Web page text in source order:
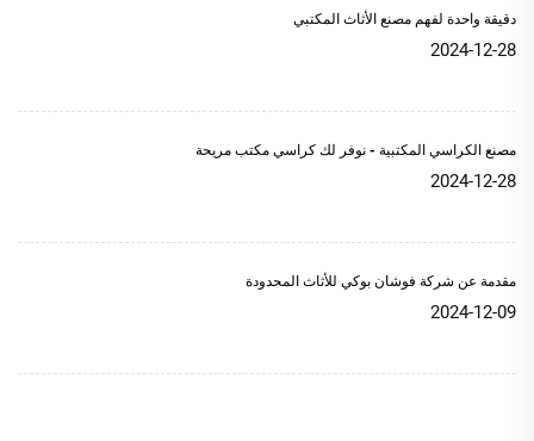
دقيقة واحدة لفهم مصنع الأثاث المكتبي
2024-12-28
مصنع الكراسي المكتبية - نوفر لك كراسي مكتب مريحة
2024-12-28
مقدمة عن شركة فوشان بوكي للأثاث المحدودة
2024-12-09